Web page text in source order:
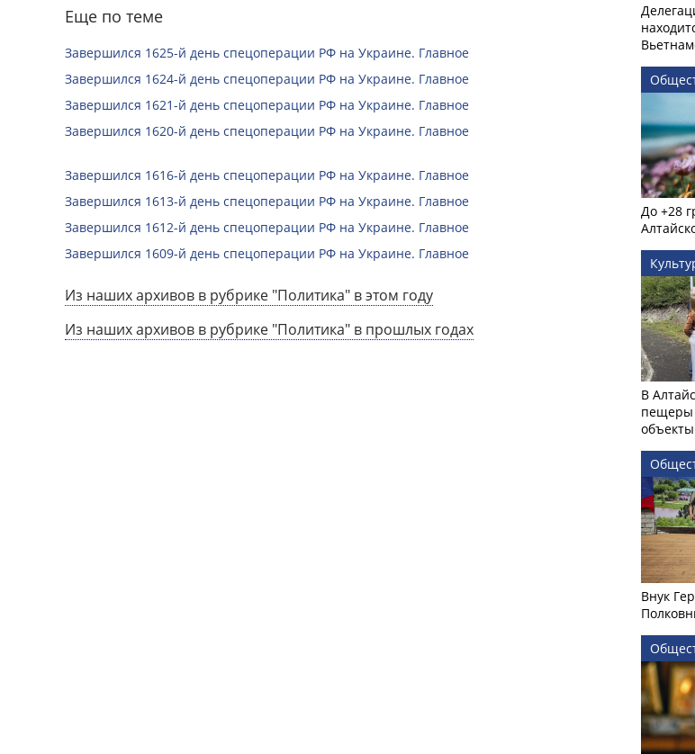
Еще по теме
Завершился 1625-й день спецоперации РФ на Украине. Главное
Завершился 1624-й день спецоперации РФ на Украине. Главное
Завершился 1621-й день спецоперации РФ на Украине. Главное
Завершился 1620-й день спецоперации РФ на Украине. Главное
Завершился 1616-й день спецоперации РФ на Украине. Главное
Завершился 1613-й день спецоперации РФ на Украине. Главное
Завершился 1612-й день спецоперации РФ на Украине. Главное
Завершился 1609-й день спецоперации РФ на Украине. Главное
Из наших архивов в рубрике "Политика" в этом году
Из наших архивов в рубрике "Политика" в прошлых годах
До +28
В
пещеры
объекты
Внук